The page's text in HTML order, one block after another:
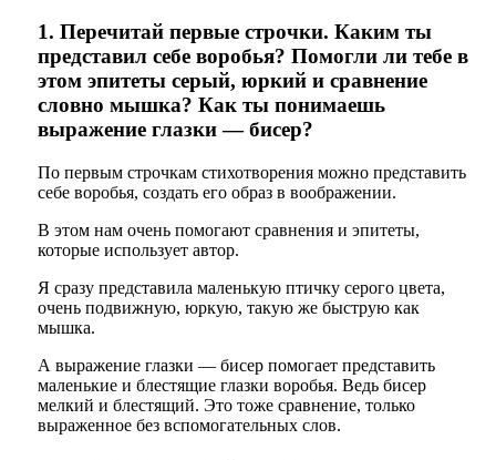
1. Перечитай первые строчки. Каким ты
представил себе воробья? Помогли ли тебе в
этом эпитеты серый, юркий и сравнение
словно мышка? Как ты понимаешь
выражение глазки — бисер?
По первым строчкам стихотворения можно представить
себе воробья, создать его образ в воображении.
В этом нам очень помогают сравнения и эпитеты,
которые использует автор.
Я сразу представила маленькую птичку серого цвета,
очень подвижную, юркую, такую же быструю как
мышка.
А выражение глазки — бисер помогает представить
маленькие и блестящие глазки воробья. Ведь бисер
мелкий и блестящий. Это тоже сравнение, только
выраженное без вспомогательных слов.